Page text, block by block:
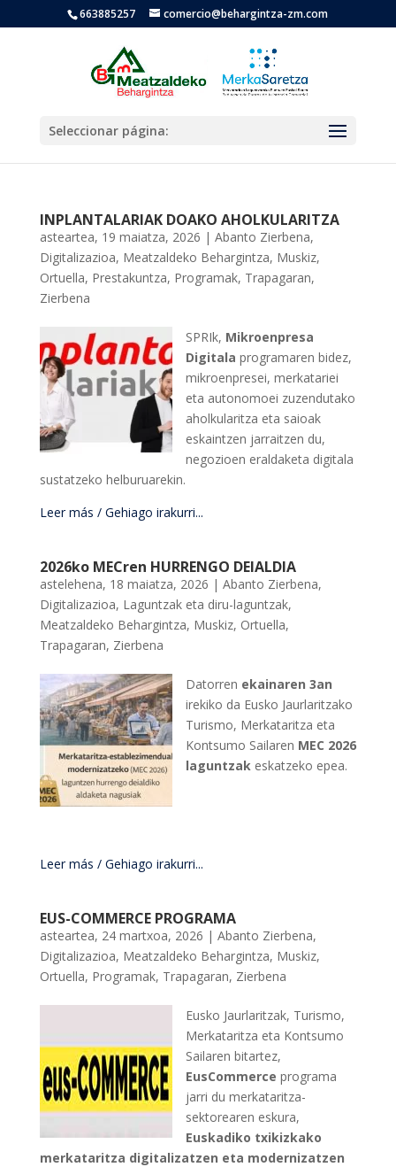
663885257 comercio@behargintza-zm.com
Seleccionar página:
INPLANTALARIAK DOAKO AHOLKULARITZA
asteartea, 19 maiatza, 2026 | Abanto Zierbena,
Digitalizazioa, Meatzaldeko Behargintza, Muskiz,
Ortuella, Prestakuntza, Programak, Trapagaran,
Zierbena
SPRIk, Mikroenpresa
Digitala programaren bidez,
mikroenpresei, merkatariei
eta autonomoei zuzendutako
aholkularitza eta saioak
eskaintzen jarraitzen du,
negozioen eraldaketa digitala
sustatzeko helburuarekin.
Leer más / Gehiago irakurri...
2026ko MECren HURRENGO DEIALDIA
astelehena, 18 maiatza, 2026 | Abanto Zierbena,
Digitalizazioa, Laguntzak eta diru-laguntzak,
Meatzaldeko Behargintza, Muskiz, Ortuella,
Trapagaran, Zierbena
Datorren ekainaren 3an
irekiko da Eusko Jaurlaritzako
Turismo, Merkataritza eta
Kontsumo Sailaren MEC 2026
laguntzakeskatzeko epea.
Leer más / Gehiago irakurri...
EUS-COMMERCE PROGRAMA
asteartea, 24 martxoa, 2026 | Abanto Zierbena,
Digitalizazioa, Meatzaldeko Behargintza, Muskiz,
Ortuella, Programak, Trapagaran, Zierbena
Eusko Jaurlaritzak, Turismo,
Merkataritza eta Kontsumo
Sailaren bitartez,
EusCommerce programa
jarri du merkataritza-
sektorearen eskura,
Euskadiko txikizkako
merkataritza digitalizatzen eta modernizatzen